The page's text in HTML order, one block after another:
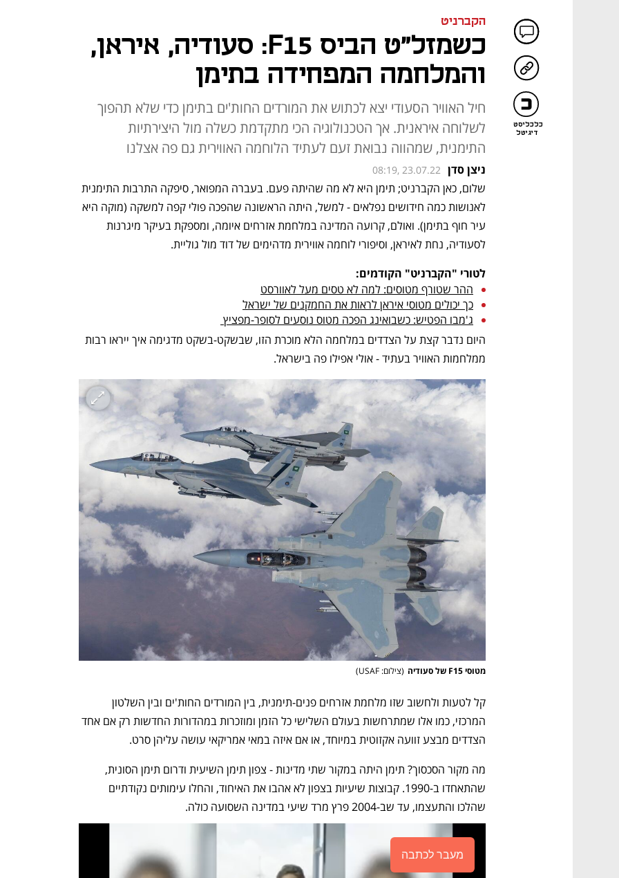
כלכליסט
דיגיטל
הקברניט
כשמזל"ט הביס F15: סעודיה, איראן,
והמלחמה המפחידה בתימן
חיל האוויר הסעודי יצא לכתוש את המורדים החות'ים בתימן כדי שלא תהפוך
לשלוחה איראנית. אך הטכנולוגיה הכי מתקדמת כשלה מול היצירתיות
התימנית, שמהווה נבואת זעם לעתיד הלוחמה האווירית גם פה אצלנו
ניצן סדן 08:19, 23.07.22
לסעודיה, נחת לאיראן, וסיפורי לוחמה אווירית מדהימים של דוד מול גוליית.
לטורי "הקברניט" הקודמים:
ההר שטורף מטוסים: למה לא טסים מעל לאוורסט
כך יכולים מטוסי איראן לראות את החמקנים של ישראל
ג'מבו הפטיש: כשבואינג הפכה מטוס נוסעים לסופר-מפציץ
ממלחמות האוויר בעתיד - אולי אפילו פה בישראל.
מטוסי F15 של סעודיה (צילום: USAF )
הצדדים מבצע זוועה אקזוטית במיוחד, או אם איזה במאי אמריקאי עושה עליהן סרט.
שהלכו והתעצמו, עד שב-2004 פרץ מרד שיעי במדינה השסועה כולה.
מעבר לכתבה